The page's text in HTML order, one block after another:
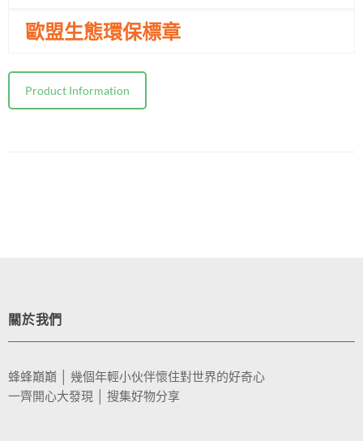
歐盟生態環保標章
Product Information
關於我們
蜂蜂巔巔 │ 幾個年輕小伙伴懷住對世界的好奇心
一齊開心大發現 │ 搜集好物分享